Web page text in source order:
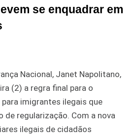
se enquadrar em
Nacional, Janet Napolitano,
(2) a regra final para o
para imigrantes ilegais que
de regularização. Com a nova
ilegais de cidadãos